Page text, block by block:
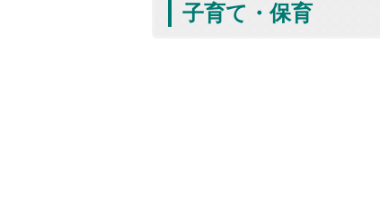
子育て・保育